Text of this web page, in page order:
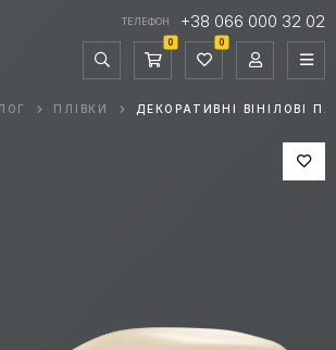
ТЕЛЕФОН +38 066 000 32 02
0 0
ПЛІВКИ ДЕКОРАТИВНІ ВІНІЛОВІ